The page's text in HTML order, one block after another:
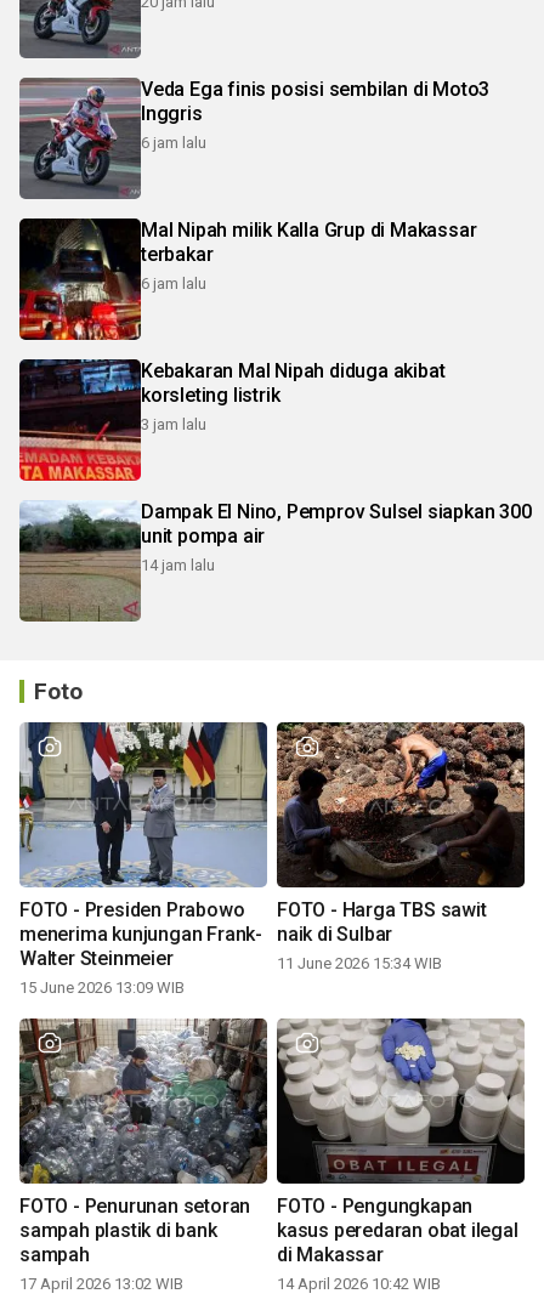
Veda Ega finis posisi sembilan di Moto3
Inggris
6 jam lalu
Mal Nipah milik Kalla Grup di Makassar
terbakar
6 jam lalu
Kebakaran Mal Nipah diduga akibat
korsleting listrik
3 jam lalu
Dampak El Nino, Pemprov Sulsel siapkan 300
unit pompa air
14 jam lalu
Foto
FOTO - Presiden Prabowo
menerima kunjungan Frank-
Walter Steinmeier
15 June 2026 13:09 WIB
FOTO - Harga TBS sawit
naik di Sulbar
11 June 2026 15:34 WIB
FOTO - Penurunan setoran
sampah plastik di bank
sampah
17 April 2026 13:02 WIB
FOTO - Pengungkapan
kasus peredaran obat ilegal
di Makassar
14 April 2026 10:42 WIB